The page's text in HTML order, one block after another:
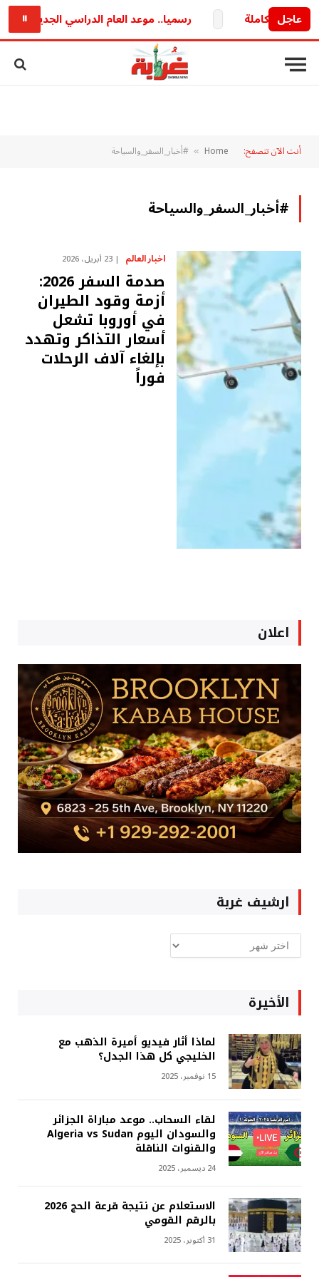
عاجل رسميا.. موعد العام الدراسي الجديد 2026/2027 وخريطة الدراسة والامتحانات كاملة ⏸
أنت الآن تتصفح: Home
» #أخبار_السفر_والسياحة
#أخبار_السفر_والسياحة
اخبار العالم 23 أبريل، 2026
صدمة السفر 2026:
أزمة وقود الطيران
في أوروبا تشعل
أسعار التذاكر وتهدد
بإلغاء آلاف الرحلات
فوراً
اعلان
ارشيف غربة
ارشيف
غربة
الأخيرة
لماذا أثار فيديو أميرة الذهب مع
الخليجي كل هذا الجدل؟
15 نوفمبر، 2025
لقاء السحاب.. موعد مباراة الجزائر
والسودان اليوم Algeria vs Sudan
والقنوات الناقلة
24 ديسمبر، 2025
الاستعلام عن نتيجة قرعة الحج 2026
بالرقم القومي
31 أكتوبر، 2025